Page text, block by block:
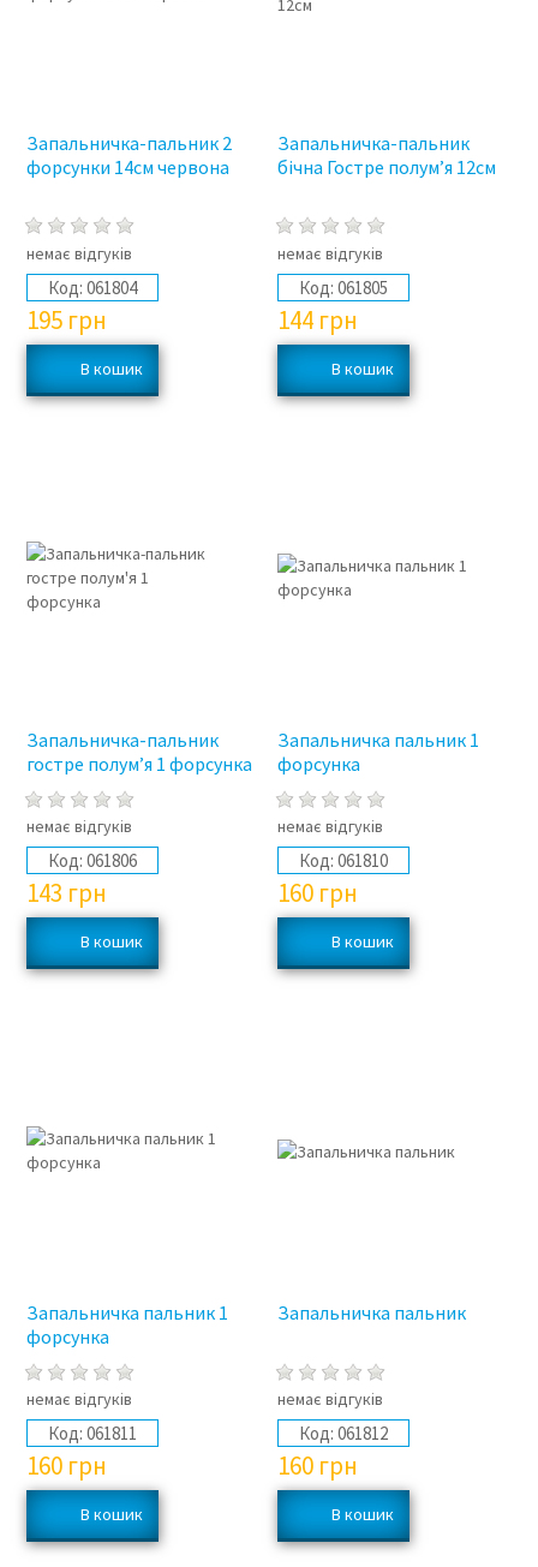
Запальничка-пальник 2
форсунки 14см червона
немає відгуків
Код: 061804
195 грн
Запальничка-пальник
бічна Гостре полум’я 12см
немає відгуків
Код: 061805
144 грн
Запальничка-пальник
гостре полум’я 1 форсунка
немає відгуків
Код: 061806
143 грн
Запальничка пальник 1
форсунка
немає відгуків
Код: 061810
160 грн
Запальничка пальник 1
форсунка
немає відгуків
Код: 061811
160 грн
Запальничка пальник
немає відгуків
Код: 061812
160 грн